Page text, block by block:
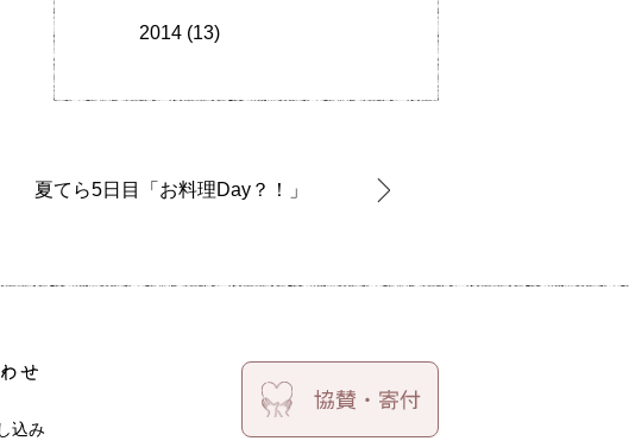
2014 (13)
夏てら5日目「お料理Day？！」
込み